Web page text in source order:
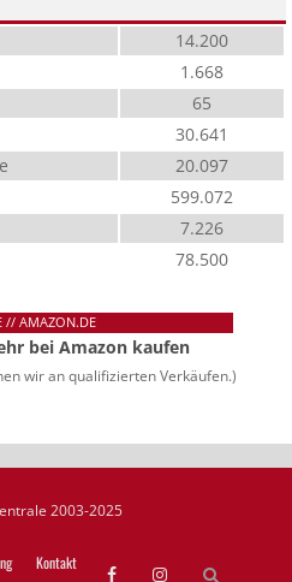
14.200
1.668
65
30.641
20.097
599.072
7.226
78.500
// AMAZON.DE
bei Amazon kaufen
wir an qualifizierten Verkäufen.)
2003-2025
Kontakt